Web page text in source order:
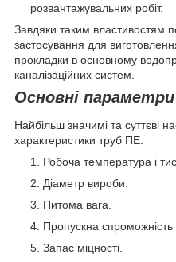
розвантажувальних робіт.
Завдяки таким властивостям
застосування для
прокладки в основному
каналізаційних систем.
Основні
Найбільш значимі та суттєві
характеристики труб ПЕ:
Робоча температура і
Діаметр вироби.
Питома вага.
Пропускна спроможність
Запас міцності.